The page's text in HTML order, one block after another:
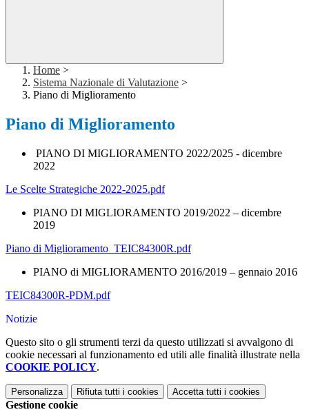
Home >
Sistema Nazionale di Valutazione >
Piano di Miglioramento
Piano di Miglioramento
PIANO DI MIGLIORAMENTO 2022/2025 - dicembre
2022
Le Scelte Strategiche 2022-2025.pdf
PIANO DI MIGLIORAMENTO 2019/2022 – dicembre
2019
Piano di Miglioramento_TEIC84300R.pdf
PIANO di MIGLIORAMENTO 2016/2019 – gennaio 2016
TEIC84300R-PDM.pdf
Notizie
Questo sito o gli strumenti terzi da questo utilizzati si avvalgono di
cookie necessari al funzionamento ed utili alle finalità illustrate nella
COOKIE POLICY.
Personalizza Rifiuta tutti i cookies Accetta tutti i cookies
Gestione cookie